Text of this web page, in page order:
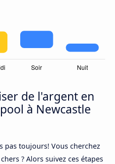
de l'argent en
à Newcastle
pas toujours! Vous cherchez
? Alors suivez ces étapes